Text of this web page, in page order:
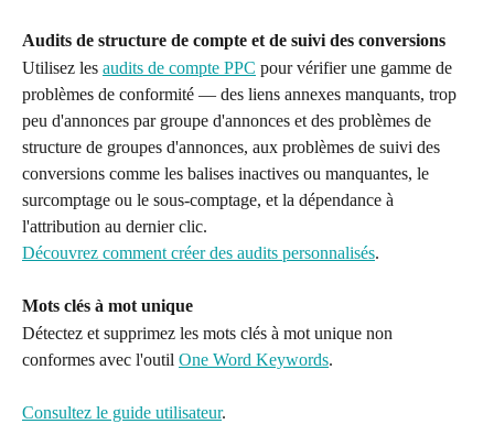
Audits de structure de compte et de suivi des conversions
Utilisez les audits de compte PPC pour vérifier une gamme de
problèmes de conformité — des liens annexes manquants, trop
peu d'annonces par groupe d'annonces et des problèmes de
structure de groupes d'annonces, aux problèmes de suivi des
conversions comme les balises inactives ou manquantes, le
surcomptage ou le sous-comptage, et la dépendance à
l'attribution au dernier clic.
Découvrez comment créer des audits personnalisés.
Mots clés à mot unique
Détectez et supprimez les mots clés à mot unique non
conformes avec l'outil One Word Keywords.
Consultez le guide utilisateur.